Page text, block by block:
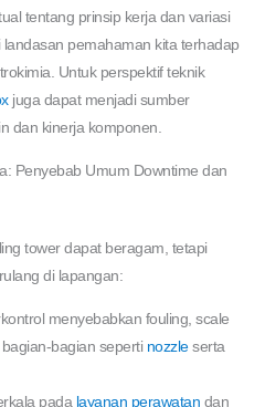
tentang prinsip kerja dan variasi
pemahaman kita terhadap
Untuk perspektif teknik
juga dapat menjadi sumber
dan kinerja komponen.
Penyebab Umum Downtime dan
tower dapat beragam, tetapi
di lapangan:
menyebabkan fouling, scale
bagian seperti nozzleserta
pada layanan perawatan dan